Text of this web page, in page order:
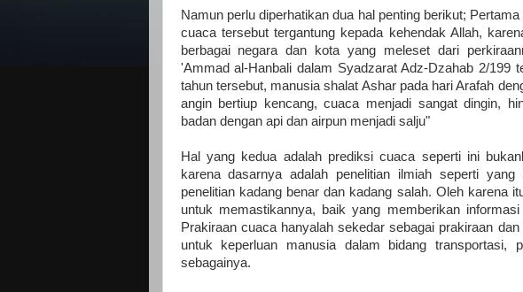
Namun perlu diperhatikan dua hal penting berikut;
cuaca tersebut tergantung kepada kehendak Allah,
berbagai negara dan kota yang meleset dari
'Ammad al-Hanbali dalam Syadzarat Adz-Dzahab 2/199
tahun tersebut, manusia shalat Ashar pada hari Arafah
angin bertiup kencang, cuaca menjadi sangat dingin,
badan dengan api dan airpun menjadi salju"
Hal yang kedua adalah prediksi cuaca seperti ini
karena dasarnya adalah penelitian ilmiah seperti
penelitian kadang benar dan kadang salah. Oleh karena
untuk memastikannya, baik yang memberikan
Prakiraan cuaca hanyalah sekedar sebagai prakiraan
untuk keperluan manusia dalam bidang transportasi,
sebagainya.